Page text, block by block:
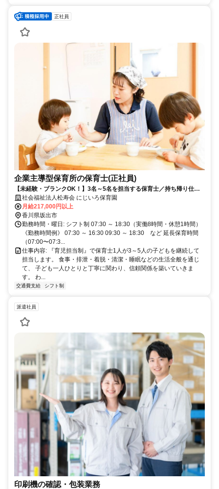
正社員
企業主導型保育所の保育士(正社員)
【未経験・ブランクOK！】3名～5名を担当する保育士／持ち帰り仕事
ナシ！IT化で効率化！
社会福祉法人松寿会 にじいろ保育園
月給217,000円以上
香川県坂出市
勤務時間・曜日: シフト制 07:30 ～ 18:30（実働8時間・休憩1時間）
《勤務時間例》 07:30 ～ 16:30 09:30 ～ 18:30 など 延長保育時間
（07:00〜07:3...
仕事内容: 『育児担当制』で保育士1人が3～5人の子どもを継続して
担当します。 食事・排泄・着脱・清潔・睡眠などの生活全般を通じ
て、 子ども一人ひとりと丁寧に関わり、信頼関係を築いていきま
す。 わ...
交通費支給 シフト制
派遣社員
印刷機の確認・包装業務